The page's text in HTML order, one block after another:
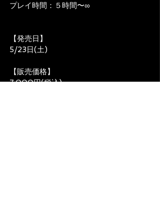
プレイ時間：５時間〜∞
【発売日】
5/23日(土)
【販売価格】
7,000円(税込)